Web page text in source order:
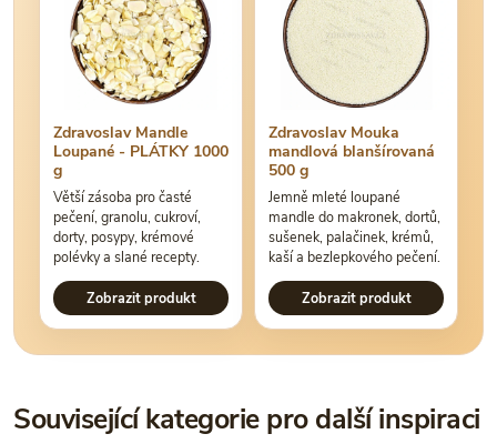
Zdravoslav Mandle
Loupané - PLÁTKY 1000
g
Větší zásoba pro časté
pečení, granolu, cukroví,
dorty, posypy, krémové
polévky a slané recepty.
Zobrazit produkt
Zdravoslav Mouka
mandlová blanšírovaná
500 g
Jemně mleté loupané
mandle do makronek, dortů,
sušenek, palačinek, krémů,
kaší a bezlepkového pečení.
Zobrazit produkt
Související kategorie pro další inspiraci